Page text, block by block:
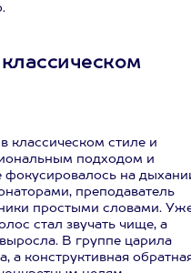
классическом стиле и
подходом и
фокусировалось на
преподаватель
простыми словами.
стал звучать чище, а
В группе царила
конструктивная